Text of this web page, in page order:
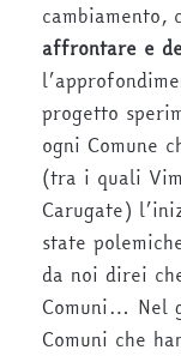
cambiamento,
affrontare e
progetto
ogni Comune
(tra i quali
Carugate)
state
da noi direi
Comuni… Nel
Comuni che